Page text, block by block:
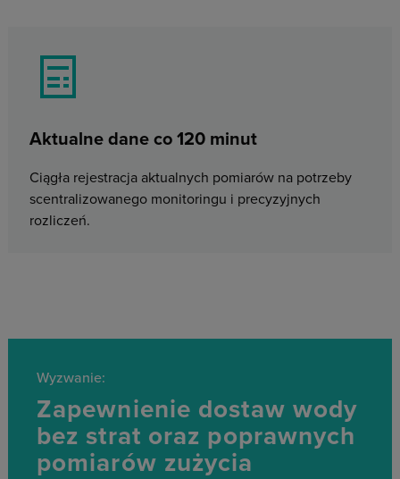
Aktualne dane co 120 minut
Ciągła rejestracja aktualnych pomiarów na potrzeby
scentralizowanego monitoringu i precyzyjnych
rozliczeń.
Wyzwanie:
Zapewnienie dostaw wody
bez strat oraz poprawnych
pomiarów zużycia